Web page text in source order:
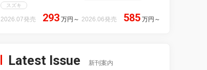
スズキ
2026.07発売 293 万円 ～ 2026.06発売 585 万円 ～
Latest Issue 新刊案内